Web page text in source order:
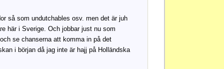
så som undutchables osv. men det är juh
här i Sverige. Och jobbar just nu som
se chanserna att komma in på det
i början då jag inte är hajj på Holländska